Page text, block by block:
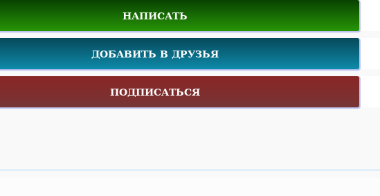
НАПИСАТЬ
ДОБАВИТЬ В ДРУЗЬЯ
ПОДПИСАТЬСЯ